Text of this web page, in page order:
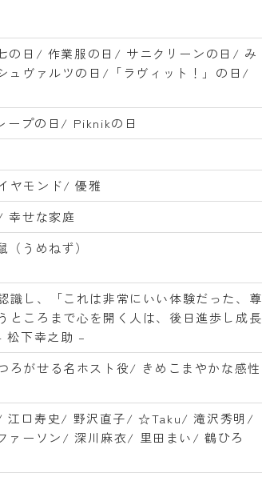
の日/ 作業服の日/ サニクリーンの日/ み
ュヴァルツの日/「ラヴィット！」の日/
プの日/ Piknikの日
ヤモンド/ 優雅
幸せな家庭
うめねず）
識し、「これは非常にいい体験だった、尊
ところまで心を開く人は、後日進歩し成長
松下幸之助 –
ろがせる名ホスト役/ きめこまやかな感性
江口寿史/ 野沢直子/ ☆Taku/ 滝沢秀明/
ァーソン/ 深川麻衣/ 里田まい/ 鶴ひろ